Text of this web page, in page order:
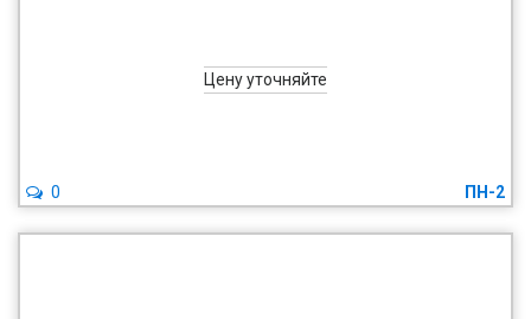
Цену уточняйте
ПН-2
0